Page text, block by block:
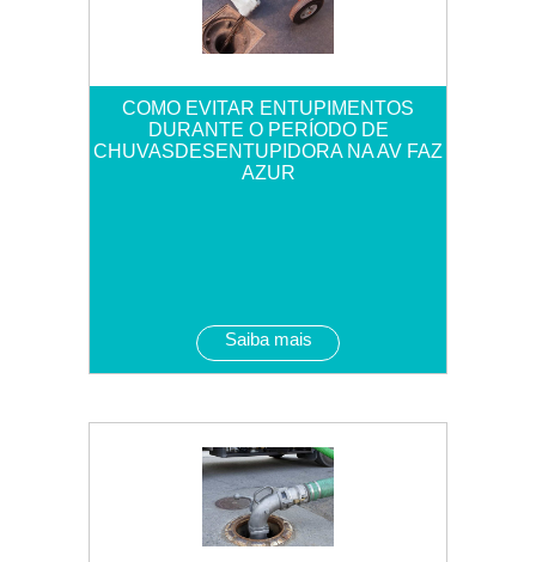
COMO EVITAR ENTUPIMENTOS
DURANTE O PERÍODO DE
CHUVASDESENTUPIDORA NA AV FAZ
AZUR
Saiba mais